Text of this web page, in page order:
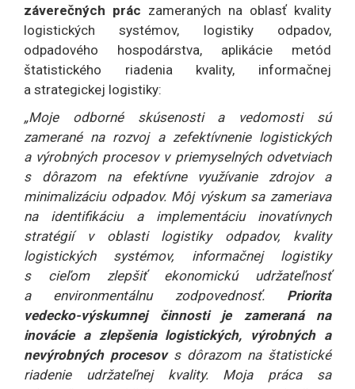
záverečných prác zameraných na oblasť kvality
logistických systémov, logistiky odpadov,
odpadového hospodárstva, aplikácie metód
štatistického riadenia kvality, informačnej
a strategickej logistiky:
„Moje odborné skúsenosti a vedomosti sú
zamerané na rozvoj a zefektívnenie logistických
a výrobných procesov v priemyselných odvetviach
s dôrazom na efektívne využívanie zdrojov a
minimalizáciu odpadov. Môj výskum sa zameriava
na identifikáciu a implementáciu inovatívnych
stratégií v oblasti logistiky odpadov, kvality
logistických systémov, informačnej logistiky
s cieľom zlepšiť ekonomickú udržateľnosť
a environmentálnu zodpovednosť. Priorita
vedecko-výskumnej činnosti je zameraná na
inovácie a zlepšenia logistických, výrobných a
nevýrobných procesovs dôrazom na štatistické
riadenie udržateľnej kvality. Moja práca sa